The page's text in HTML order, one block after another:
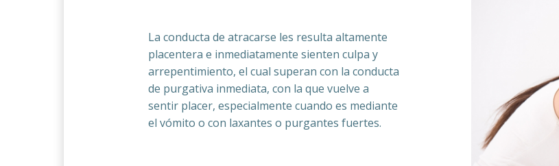
La conducta de atracarse les resulta altamente
placentera e inmediatamente sienten culpa y
arrepentimiento, el cual superan con la conducta
de purgativa inmediata, con la que vuelve a
sentir placer, especialmente cuando es mediante
el vómito o con laxantes o purgantes fuertes.